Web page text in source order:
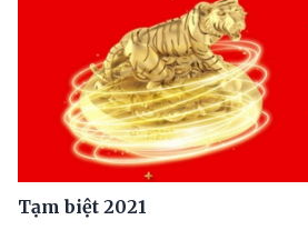
Tạm biệt 2021